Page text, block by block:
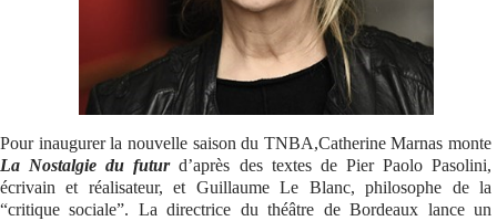
Pour inaugurer la nouvelle saison du TNBA,Catherine Marnas monte
La Nostalgie du futurd’après des textes de Pier Paolo Pasolini,
écrivain et réalisateur, et Guillaume Le Blanc, philosophe de la
“critique sociale”. La directrice du théâtre de Bordeaux lance un